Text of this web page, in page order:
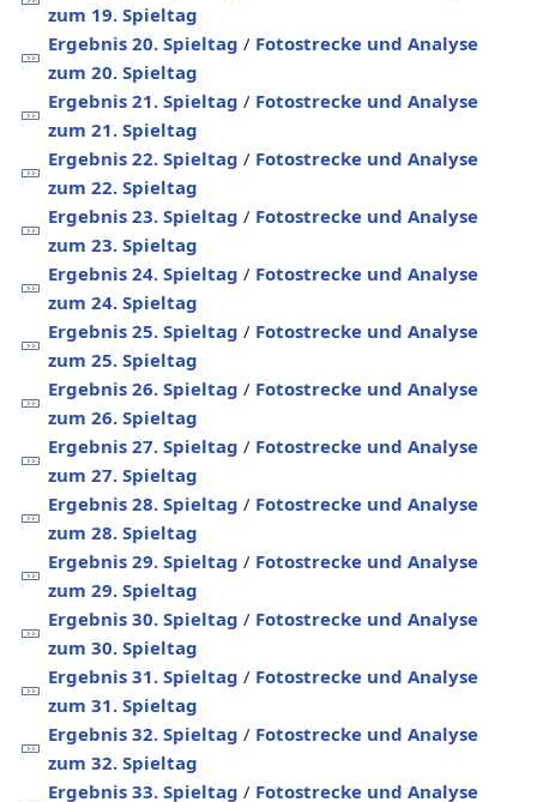
zum 19. Spieltag
Ergebnis 20. Spieltag / Fotostrecke und Analyse
zum 20. Spieltag
Ergebnis 21. Spieltag / Fotostrecke und Analyse
zum 21. Spieltag
Ergebnis 22. Spieltag / Fotostrecke und Analyse
zum 22. Spieltag
Ergebnis 23. Spieltag / Fotostrecke und Analyse
zum 23. Spieltag
Ergebnis 24. Spieltag / Fotostrecke und Analyse
zum 24. Spieltag
Ergebnis 25. Spieltag / Fotostrecke und Analyse
zum 25. Spieltag
Ergebnis 26. Spieltag / Fotostrecke und Analyse
zum 26. Spieltag
Ergebnis 27. Spieltag / Fotostrecke und Analyse
zum 27. Spieltag
Ergebnis 28. Spieltag / Fotostrecke und Analyse
zum 28. Spieltag
Ergebnis 29. Spieltag / Fotostrecke und Analyse
zum 29. Spieltag
Ergebnis 30. Spieltag / Fotostrecke und Analyse
zum 30. Spieltag
Ergebnis 31. Spieltag / Fotostrecke und Analyse
zum 31. Spieltag
Ergebnis 32. Spieltag / Fotostrecke und Analyse
zum 32. Spieltag
Ergebnis 33. Spieltag / Fotostrecke und Analyse